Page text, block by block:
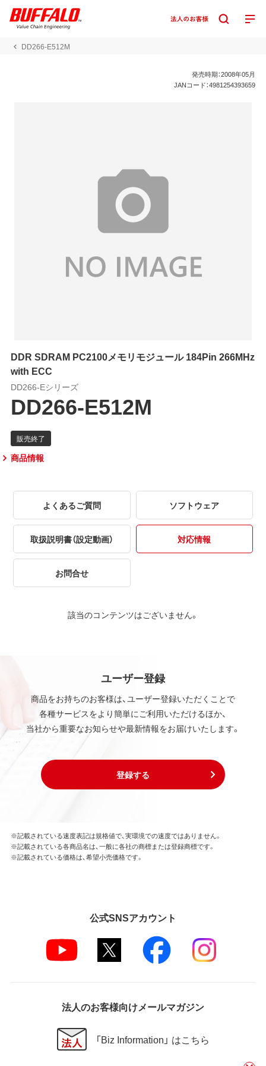
DD266-E512M
発売時期：2008年05月
JANコード：4981254393659
DDR SDRAM PC2100メモリモジュール 184Pin 266MHz
with ECC
DD266-Eシリーズ
DD266-E512M
商品情報
よくあるご質問 ソフトウェア
取扱説明書（設定動画） 対応情報
お問合せ
該当のコンテンツはございません。
ユーザー登録
商品をお持ちのお客様は、ユーザー登録いただくことで
各種サービスをより簡単にご利用いただけるほか、
当社から重要なお知らせや最新情報をお届けいたします。
登録する
※記載されている速度表記は規格値で、実環境での速度ではありません。
※記載されている各商品名は、一般に各社の商標または登録商標です。
※記載されている価格は、希望小売価格です。
公式SNSアカウント
法人のお客様向けメールマガジン
「Biz Information」 はこちら